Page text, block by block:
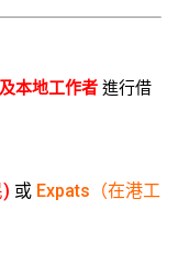
本地工作者 進行借
或 Expats（在港工